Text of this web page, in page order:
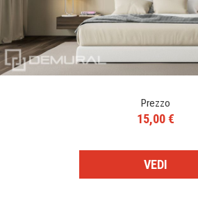
Prezzo
15,00 €
VEDI